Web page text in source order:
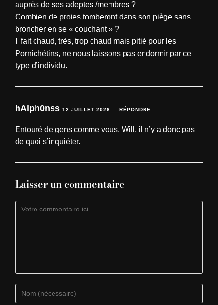
auprès de ses adeptes /membres ?
Combien de proies tomberont dans son piège sans
broncher en se « couchant » ?
Il fait chaud, très, trop chaud mais pitié pour les
Pornichétins, ne nous laissons pas endormir par ce
type d’individu.
hAlph0nss12 JUILLET 2026 RÉPONDRE
Entouré de gens comme vous, Will, il n’y a donc pas
de quoi s’inquiéter.
Laisser un commentaire